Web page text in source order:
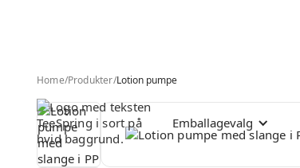
Emballagevalg
Home/Produkter/Lotion pumpe